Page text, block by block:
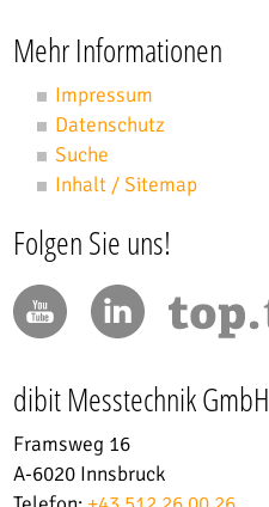
Mehr Informationen
Impressum
Datenschutz
Suche
Inhalt / Sitemap
Folgen Sie uns!
dibit Messtechnik GmbH
Framsweg 16
A-6020 Innsbruck